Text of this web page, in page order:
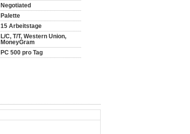
Negotiated
Palette
15 Arbeitstage
L/C, T/T, Western Union,
MoneyGram
PC 500 pro Tag